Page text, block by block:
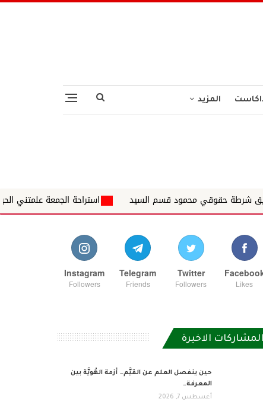
المزيد
محمود قسم السيد استراحة الجمعة علمتني الحياة ✍️ د.
Likes
Twitter
Followers
Telegram
Friends
Instagram
Followers
المشاركات الاخيرة
حين ينفصل العلم عن القيَّم… أزمة الهُويَّة بين
المعرفة…
أغسطس 7, 2026